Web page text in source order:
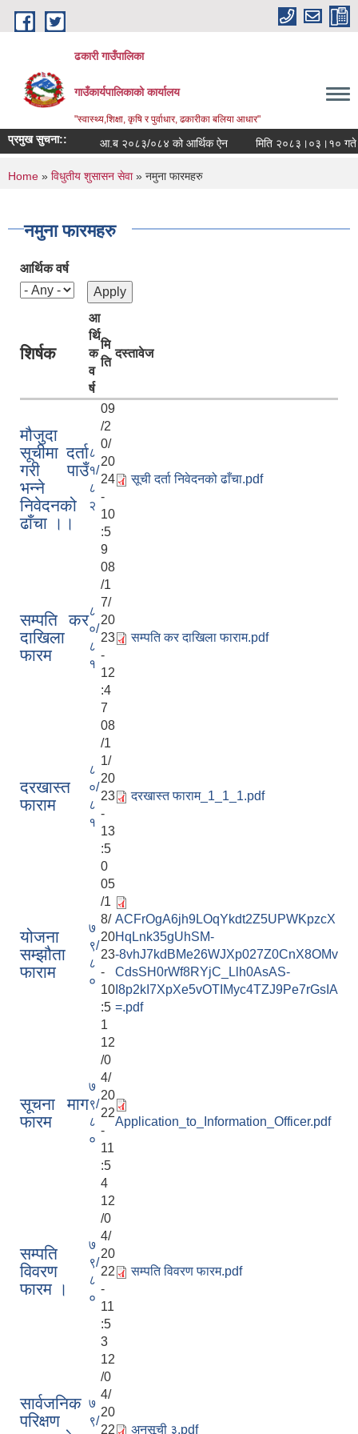
Skip to main content
ढकारी गाउँपालिका
गाउँकार्यपालिकाको कार्यालय
"स्वास्थ्य,शिक्षा, कृषि र पुर्वाधार, ढकारीका बलिया आधार"
प्रमुख सुचना:: आ.ब २०८३/०८४ को आर्थिक ऐन
You are here
Home » विधुतीय शुसासन सेवा» नमुना फारमहरु
नमुना फारमहरु
आर्थिक वर्ष
शिर्षक
आ
र्थि
क
व
र्ष
मि
ति
दस्तावेज
मौजुदा
सूचीमा दर्ता
गरी पाउँ
भन्ने
निवेदनको
ढाँचा ।।
८
१/
८
२
09
/2
0/
20
24
-
10
:5
9
सूची दर्ता निवेदनको ढाँचा.pdf
सम्पति कर
दाखिला
फारम
८
०/
८
१
08
/1
7/
20
23
-
12
:4
7
सम्पति कर दाखिला फाराम.pdf
दरखास्त
फाराम
८
०/
८
१
08
/1
1/
20
23
-
13
:5
0
दरखास्त फाराम_1_1_1.pdf
योजना
सम्झौता
फाराम
७
९/
८
०
05
/1
8/
20
23
-
10
:5
1
ACFrOgA6jh9LOqYkdt2Z5UPWKpzcX
HqLnk35gUhSM-
-8vhJ7kdBMe26WJXp027Z0CnX8OMv
CdsSH0rWf8RYjC_Llh0AsAS-
I8p2kI7XpXe5vOTIMyc4TZJ9Pe7rGsIA
=.pdf
सूचना माग
फारम
७
९/
८
०
12
/0
4/
20
22
-
11
:5
4
Application_to_Information_Officer.pdf
सम्पति
विवरण
फारम ।
७
९/
८
०
12
/0
4/
20
22
-
11
:5
3
सम्पति विवरण फारम.pdf
सार्वजनिक
परिक्षण
७
९/
12
/0
4/
20
22
अनुसूची ३.pdf